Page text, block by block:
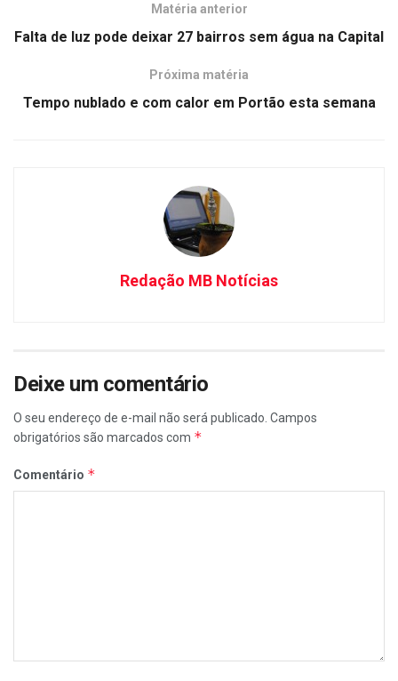
Matéria anterior
Falta de luz pode deixar 27 bairros sem água na Capital
Próxima matéria
Tempo nublado e com calor em Portão esta semana
Redação MB Notícias
Deixe um comentário
O seu endereço de e-mail não será publicado. Campos
obrigatórios são marcados com *
Comentário *